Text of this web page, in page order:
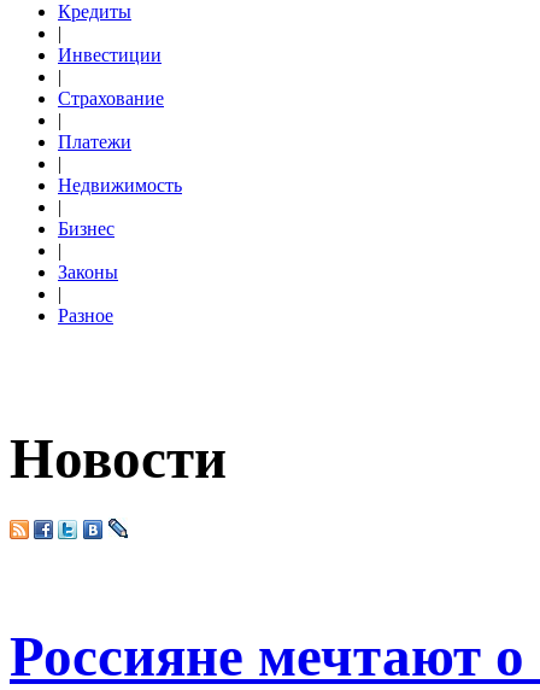
Кредиты
|
Инвестиции
|
Страхование
|
Платежи
|
Недвижимость
|
Бизнес
|
Законы
|
Разное
Новости
Россияне мечтают о